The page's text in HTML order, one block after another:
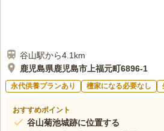
谷山駅から4.1km
鹿児島県鹿児島市上福元町6896-1
永代供養プランあり 檀家になる必要なし
おすすめポイント
谷山菊池城跡に位置する